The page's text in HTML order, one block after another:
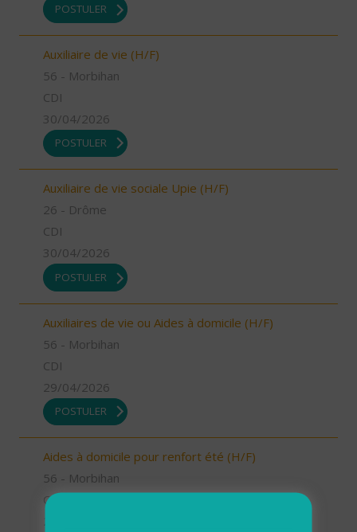
POSTULER
Auxiliaire de vie (H/F)
56 - Morbihan
CDI
30/04/2026
POSTULER
Auxiliaire de vie sociale Upie (H/F)
26 - Drôme
CDI
30/04/2026
POSTULER
Auxiliaires de vie ou Aides à domicile (H/F)
56 - Morbihan
CDI
29/04/2026
POSTULER
Aides à domicile pour renfort été (H/F)
56 - Morbihan
CDD